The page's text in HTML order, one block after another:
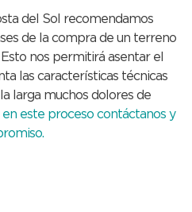
del Sol recomendamos
de la compra de un terreno
nos permitirá asentar el
las características técnicas
larga muchos dolores de
en este proceso contáctanos y